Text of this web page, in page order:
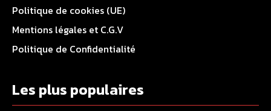
Politique de cookies (UE)
Mentions légales et C.G.V
Politique de Confidentialité
Les plus populaires